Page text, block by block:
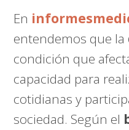
En
entendemos que la
condición que
capacidad para
cotidianas y
sociedad. Según el